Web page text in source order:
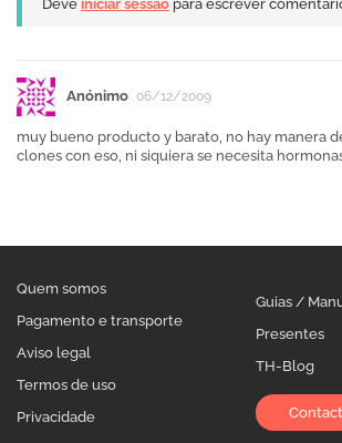
Deve iniciar sessão para escrever
Anónimo 06/12/2009
muy bueno producto y barato, no hay manera
clones con eso, ni siquiera se necesita
Quem somos
Pagamento e transporte
Aviso legal
Termos de uso
Privacidade
Guias /
Presentes
TH-Blog